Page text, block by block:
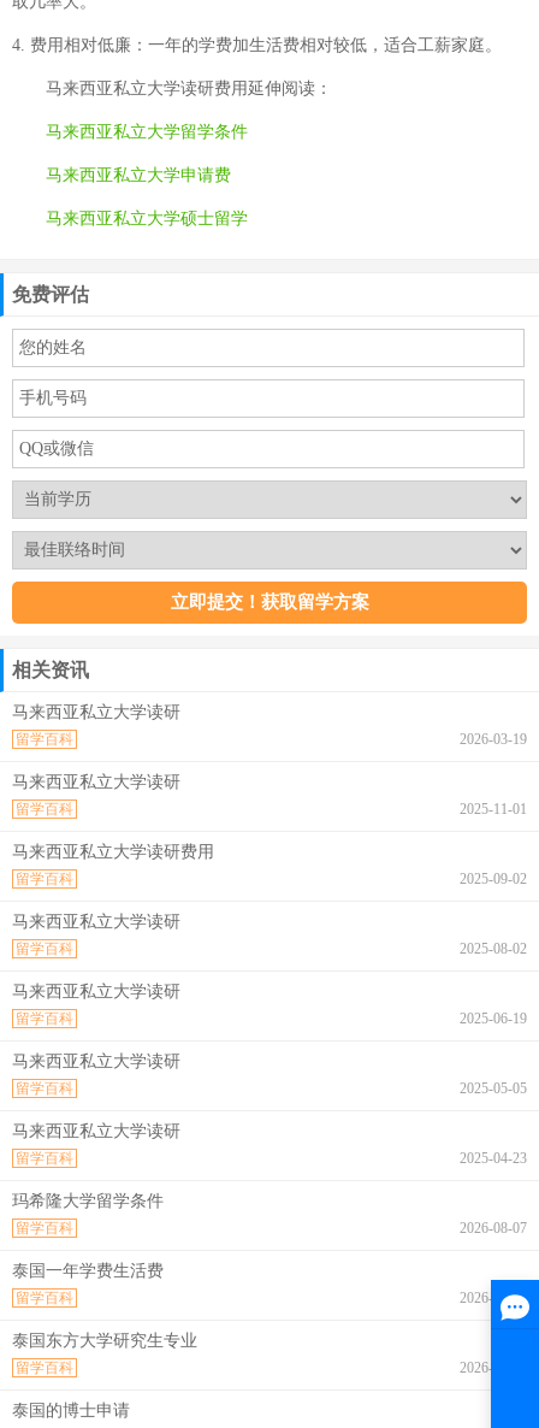
4. 费用相对低廉：一年的学费加生活费相对较低，适合工薪家庭。
马来西亚私立大学读研费用延伸阅读：
马来西亚私立大学留学条件
马来西亚私立大学申请费
马来西亚私立大学硕士留学
免费评估
相关资讯
马来西亚私立大学读研
2026-03-19
留学百科
马来西亚私立大学读研
2025-11-01
留学百科
马来西亚私立大学读研费用
2025-09-02
留学百科
马来西亚私立大学读研
2025-08-02
留学百科
马来西亚私立大学读研
2025-06-19
留学百科
马来西亚私立大学读研
2025-05-05
留学百科
马来西亚私立大学读研
2025-04-23
留学百科
玛希隆大学留学条件
2026-08-07
留学百科
泰国一年学费生活费
2026-08-07
留学百科
泰国东方大学研究生专业
2026-08-07
留学百科
泰国的博士申请